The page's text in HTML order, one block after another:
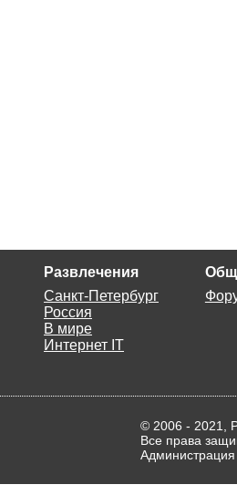
Развлечения
Санкт-Петербург
Россия
В мире
Интернет IT
© 2006 - 2021,
Все права
Администрация